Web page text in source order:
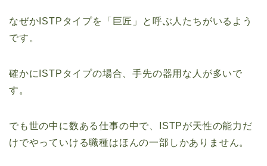
なぜかISTPタイプを「巨匠」と呼ぶ人たちがいるよう
です。
確かにISTPタイプの場合、手先の器用な人が多いで
す。
でも世の中に数ある仕事の中で、ISTPが天性の能力だ
けでやっていける職種はほんの一部しかありません。